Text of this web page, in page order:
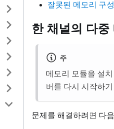
잘못된 메모리 구
한 채널의 다
주
메모리 모듈을 설
버를 다시 시작하
문제를 해결하려면 다